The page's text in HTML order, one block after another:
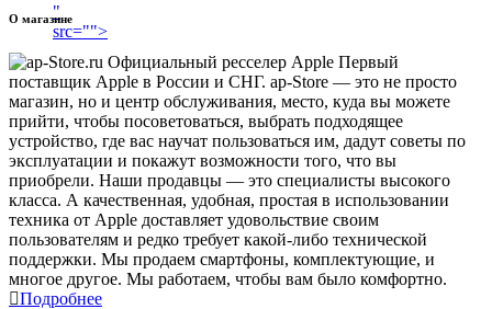
"
src="">
О магазине
Первый
поставщик Apple в России и СНГ. ap-Store — это не просто
магазин, но и центр обслуживания, место, куда вы можете
прийти, чтобы посоветоваться, выбрать подходящее
устройство, где вас научат пользоваться им, дадут советы по
эксплуатации и покажут возможности того, что вы
приобрели. Наши продавцы — это специалисты высокого
класса. А качественная, удобная, простая в использовании
техника от Apple доставляет удовольствие своим
пользователям и редко требует какой-либо технической
поддержки. Мы продаем смартфоны, комплектующие, и
многое другое. Мы работаем, чтобы вам было комфортно.
Подробнее